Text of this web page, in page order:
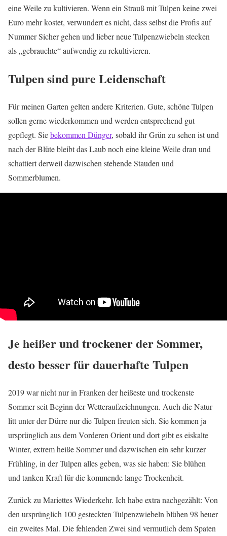
eine Weile zu kultivieren. Wenn ein Strauß mit Tulpen keine zwei
Euro mehr kostet, verwundert es nicht, dass selbst die Profis auf
Nummer Sicher gehen und lieber neue Tulpenzwiebeln stecken
als „gebrauchte“ aufwendig zu rekultivieren.
Tulpen sind pure Leidenschaft
Für meinen Garten gelten andere Kriterien. Gute, schöne Tulpen
sollen gerne wiederkommen und werden entsprechend gut
gepflegt. Siebekommen Dünger, sobald ihr Grün zu sehen ist und
nach der Blüte bleibt das Laub noch eine kleine Weile dran und
schattiert derweil dazwischen stehende Stauden und
Sommerblumen.
Je heißer und trockener der Sommer,
desto besser für dauerhafte Tulpen
2019 war nicht nur in Franken der heißeste und trockenste
Sommer seit Beginn der Wetteraufzeichnungen. Auch die Natur
litt unter der Dürre nur die Tulpen freuten sich. Sie kommen ja
ursprünglich aus dem Vorderen Orient und dort gibt es eiskalte
Winter, extrem heiße Sommer und dazwischen ein sehr kurzer
Frühling, in der Tulpen alles geben, was sie haben: Sie blühen
und tanken Kraft für die kommende lange Trockenheit.
Zurück zu Mariettes Wiederkehr. Ich habe extra nachgezählt: Von
den ursprünglich 100 gesteckten Tulpenzwiebeln blühen 98 heuer
ein zweites Mal. Die fehlenden Zwei sind vermutlich dem Spaten